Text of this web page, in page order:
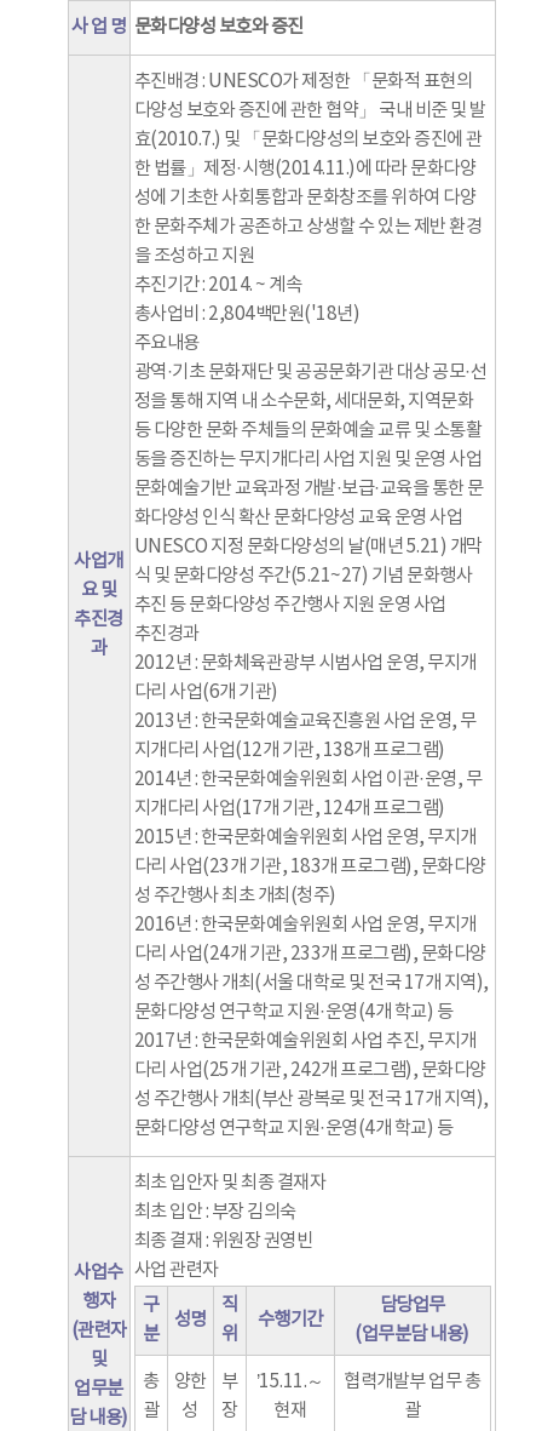
사 업 명 문화다양성 보호와 증진
사업개
요 및
추진경
과
추진배경 : UNESCO가 제정한 「문화적 표현의
다양성 보호와 증진에 관한 협약」 국내 비준 및 발
효(2010.7.) 및 「문화다양성의 보호와 증진에 관
한 법률」제정·시행(2014.11.)에 따라 문화다양
성에 기초한 사회통합과 문화창조를 위하여 다양
한 문화주체가 공존하고 상생할 수 있는 제반 환경
을 조성하고 지원
추진기간 : 2014. ~ 계속
총사업비 : 2,804백만원('18년)
주요내용
광역·기초 문화재단 및 공공문화기관 대상 공모·선
정을 통해 지역 내 소수문화, 세대문화, 지역문화
등 다양한 문화 주체들의 문화예술 교류 및 소통활
동을 증진하는 무지개다리 사업 지원 및 운영 사업
문화예술기반 교육과정 개발·보급·교육을 통한 문
화다양성 인식 확산 문화다양성 교육 운영 사업
UNESCO 지정 문화다양성의 날(매년 5.21) 개막
식 및 문화다양성 주간(5.21~27) 기념 문화행사
추진 등 문화다양성 주간행사 지원 운영 사업
추진경과
2012년 : 문화체육관광부 시범사업 운영, 무지개
다리 사업(6개 기관)
2013년 : 한국문화예술교육진흥원 사업 운영, 무
지개다리 사업(12개 기관, 138개 프로그램)
2014년 : 한국문화예술위원회 사업 이관·운영, 무
지개다리 사업(17개 기관, 124개 프로그램)
2015년 : 한국문화예술위원회 사업 운영, 무지개
다리 사업(23개 기관, 183개 프로그램), 문화다양
성 주간행사 최초 개최(청주)
2016년 : 한국문화예술위원회 사업 운영, 무지개
다리 사업(24개 기관, 233개 프로그램), 문화다양
성 주간행사 개최(서울 대학로 및 전국 17개 지역),
문화다양성 연구학교 지원·운영(4개 학교) 등
2017년 : 한국문화예술위원회 사업 추진, 무지개
다리 사업(25개 기관, 242개 프로그램), 문화다양
성 주간행사 개최(부산 광복로 및 전국 17개 지역),
문화다양성 연구학교 지원·운영(4개 학교) 등
사업수
행자
(관련자
및
업무분
담 내용)
최초 입안자 및 최종 결재자
최초 입안 : 부장 김의숙
최종 결재 : 위원장 권영빈
사업 관련자
구
분
성명
직
위
수행기간
담당업무
(업무분담 내용)
총
괄
양한
성
부
장
’15.11.～
현재
협력개발부 업무 총
괄